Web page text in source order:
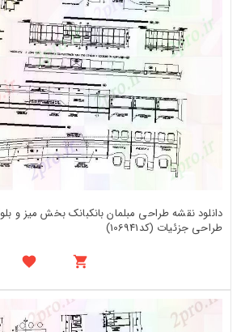
دانلود نقشه طراحی مبلمان بانکبانک بخش میز و
طراحی جزئیات (کد106941)